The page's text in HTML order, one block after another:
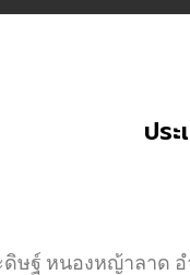
ปร
ษฐ์ หนองหญ้าลาด